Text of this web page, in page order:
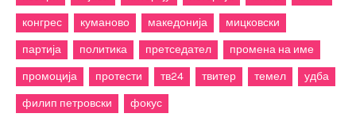
конгрес
куманово македонија
мицковски
партија
политика претседател
промена на име
промоција
протести тв24 твитер темел
удба
филип петровски
фокус